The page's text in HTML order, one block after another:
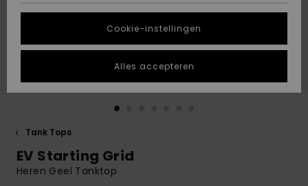
Highlights
Highlights
gesprek om het
snelste
vraag te
krijgen.
Gesprek
antwoorden op
DUURZAAMHEID
STORE LOCATOR
VERLANGLIJST
Tank Tops
EV Starting Grid
Heren Geel Tanktop
Cookie-instellingen
Alles accepteren